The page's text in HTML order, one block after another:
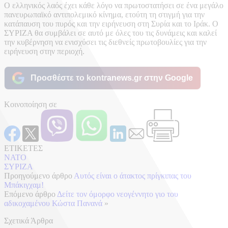
Ο ελληνικός λαός έχει κάθε λόγο να πρωτοστατήσει σε ένα μεγάλο
πανευρωπαϊκό αντιπολεμικό κίνημα, ετούτη τη στιγμή για την
κατάπαυση του πυρός και την ειρήνευση στη Συρία και το Ιράκ. Ο
ΣΥΡΙΖΑ θα συμβάλει σε αυτό με όλες του τις δυνάμεις και καλεί
την κυβέρνηση να ενισχύσει τις διεθνείς πρωτοβουλίες για την
ειρήνευση στην περιοχή.
Προσθέστε το kontranews.gr στην Google
Κοινοποίηση σε
ΕΤΙΚΕΤΕΣ
ΝΑΤΟ
ΣΥΡΙΖΑ
Προηγούμενο άρθρο Αυτός είναι ο άτακτος πρίγκιπας του
Μπάκιγχαμ!
Επόμενο άρθρο Δείτε τον όμορφο νεογέννητο γιο του
αδικοχαμένου Κώστα Πανανά »
Σχετικά Άρθρα